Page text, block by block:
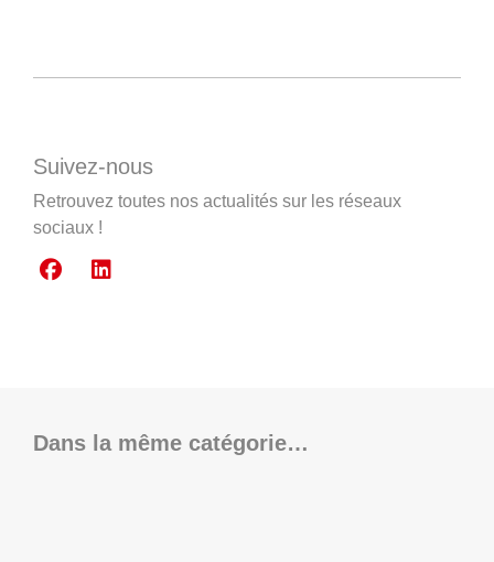
Suivez-nous
Retrouvez toutes nos actualités sur les réseaux
sociaux !
Dans la même catégorie…